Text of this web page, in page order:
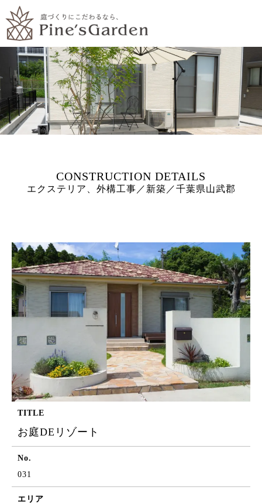
エクステリア、外構工事／新築／千葉県山武郡
TITLE
お庭DEリゾート
No.
031
エリア